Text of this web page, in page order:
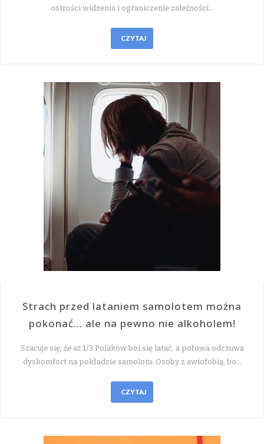
ostrości widzenia i ograniczenie zależności…
CZYTAJ
Strach przed lataniem samolotem można
pokonać… ale na pewno nie alkoholem!
Szacuje się, że aż 1/3 Polaków boi się latać, a połowa odczuwa
dyskomfort na pokładzie samolotu. Osoby z awiofobią, bo…
CZYTAJ